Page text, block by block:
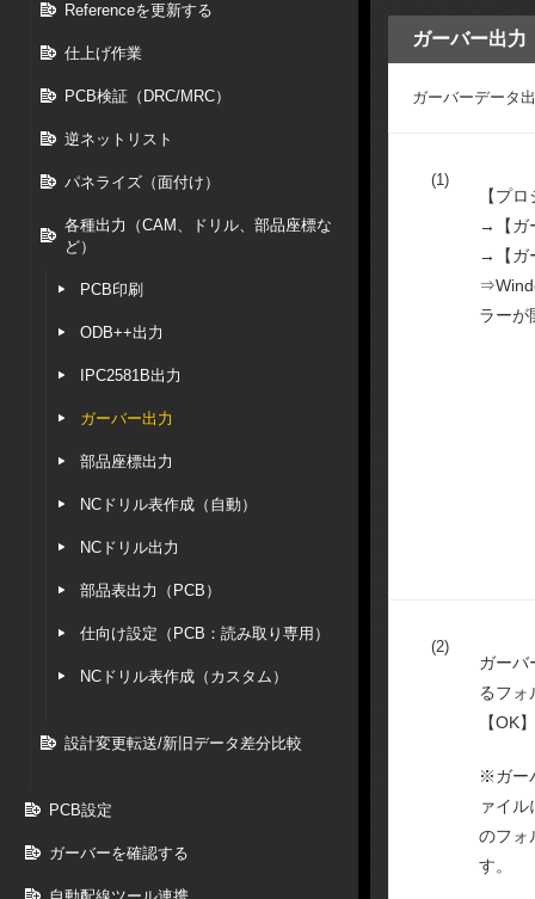
Referenceを更新する
仕上げ作業
PCB検証（DRC/MRC）
逆ネットリスト
パネライズ（面付け）
各種出力（CAM、ドリル、部品座標な
ど）
PCB印刷
ODB++出力
IPC2581B出力
ガーバー出力
部品座標出力
NCドリル表作成（自動）
NCドリル出力
部品表出力（PCB）
仕向け設定（PCB：読み取り専用）
NCドリル表作成（カスタム）
設計変更転送/新旧データ差分比較
PCB設定
ガーバーを確認する
ガーバー出力
ガーバーデータ
(1)
【プ
→【ガ
→【ガ
ラーが
(2)
ガーバ
るフォ
【OK
※ガー
ァイ
のフォ
す。